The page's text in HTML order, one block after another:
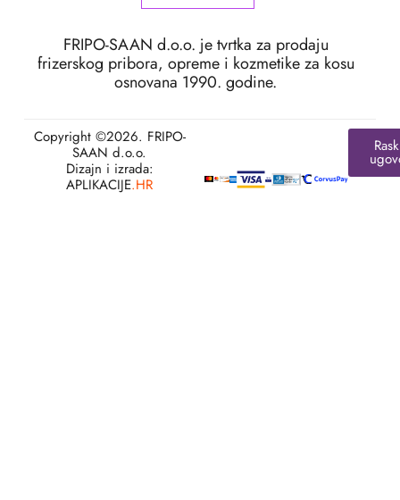
FRIPO-SAAN d.o.o. je tvrtka za prodaju
frizerskog pribora, opreme i kozmetike za kosu
osnovana 1990. godine.
Copyright ©2026. FRIPO-
SAAN d.o.o.
Dizajn i izrada:
APLIKACIJE.HR